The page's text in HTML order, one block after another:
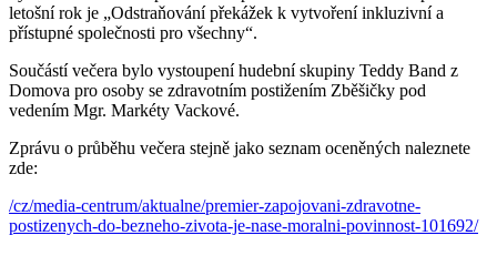
letošní rok je „Odstraňování překážek k vytvoření inkluzivní a
přístupné společnosti pro všechny“.
Součástí večera bylo vystoupení hudební skupiny Teddy Band z
Domova pro osoby se zdravotním postižením Zběšičky pod
vedením Mgr. Markéty Vackové.
Zprávu o průběhu večera stejně jako seznam oceněných naleznete
zde:
/cz/media-centrum/aktualne/premier-zapojovani-zdravotne-
postizenych-do-bezneho-zivota-je-nase-moralni-povinnost-101692/